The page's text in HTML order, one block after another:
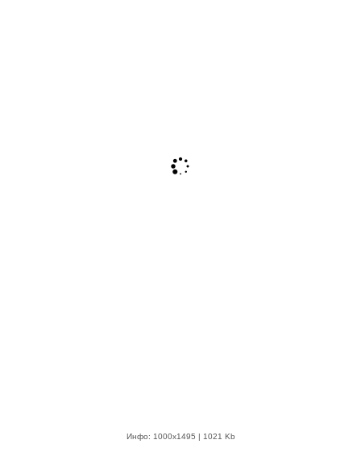
Инфо: 1000х1495 | 1021 Kb